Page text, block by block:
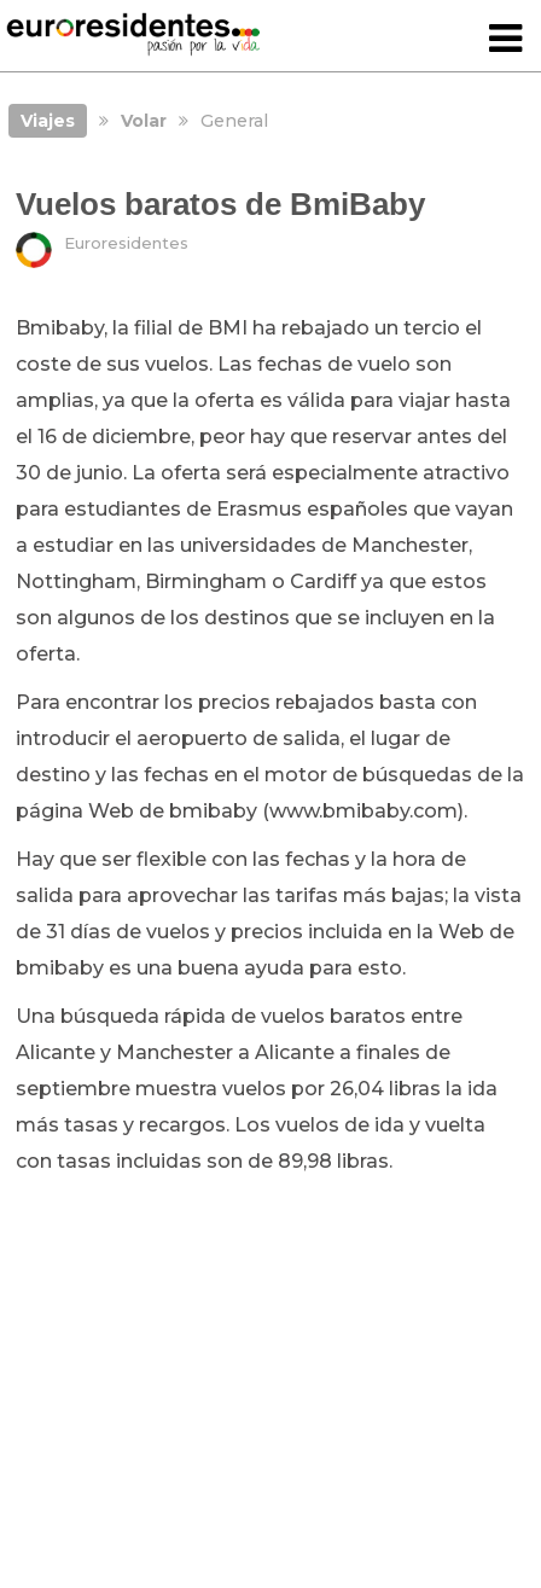
Viajes Volar General
Vuelos baratos de BmiBaby
Euroresidentes
Bmibaby, la filial de BMI ha rebajado un tercio el
coste de sus vuelos. Las fechas de vuelo son
amplias, ya que la oferta es válida para viajar hasta
el 16 de diciembre, peor hay que reservar antes del
30 de junio. La oferta será especialmente atractivo
para estudiantes de Erasmus españoles que vayan
a estudiar en las universidades de Manchester,
Nottingham, Birmingham o Cardiff ya que estos
son algunos de los destinos que se incluyen en la
oferta.
Para encontrar los precios rebajados basta con
introducir el aeropuerto de salida, el lugar de
destino y las fechas en el motor de búsquedas de la
página Web de bmibaby (www.bmibaby.com).
Hay que ser flexible con las fechas y la hora de
salida para aprovechar las tarifas más bajas; la vista
de 31 días de vuelos y precios incluida en la Web de
bmibaby es una buena ayuda para esto.
Una búsqueda rápida de vuelos baratos entre
Alicante y Manchester a Alicante a finales de
septiembre muestra vuelos por 26,04 libras la ida
más tasas y recargos. Los vuelos de ida y vuelta
con tasas incluidas son de 89,98 libras.